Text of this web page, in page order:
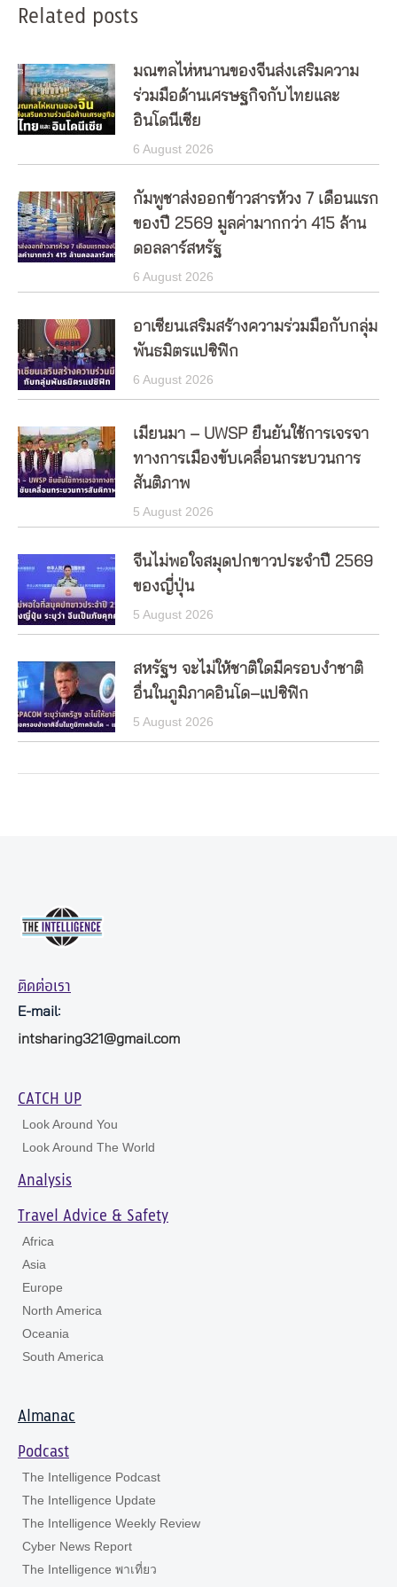
Related posts
มณฑลไห่หนานของจีนส่งเสริมความ
ร่วมมือด้านเศรษฐกิจกับไทยและ
อินโดนีเซีย
6 August 2026
กัมพูชาส่งออกข้าวสารห้วง 7 เดือนแรก
ของปี 2569 มูลค่ามากกว่า 415 ล้าน
ดอลลาร์สหรัฐ
6 August 2026
อาเซียนเสริมสร้างความร่วมมือกับกลุ่ม
พันธมิตรแปซิฟิก
6 August 2026
เมียนมา – UWSP ยืนยันใช้การเจรจา
ทางการเมืองขับเคลื่อนกระบวนการ
สันติภาพ
5 August 2026
จีนไม่พอใจสมุดปกขาวประจำปี 2569
ของญี่ปุ่น
5 August 2026
สหรัฐฯ จะไม่ให้ชาติใดมีครอบงำชาติ
อื่นในภูมิภาคอินโด–แปซิฟิก
5 August 2026
ติดต่อเรา
E-mail:
intsharing321@gmail.com
CATCH UP
Look Around You
Look Around The World
Analysis
Travel Advice & Safety
Africa
Asia
Europe
North America
Oceania
South America
Almanac
Podcast
The Intelligence Podcast
The Intelligence Update
The Intelligence Weekly Review
Cyber News Report
The Intelligence พาเที่ยว